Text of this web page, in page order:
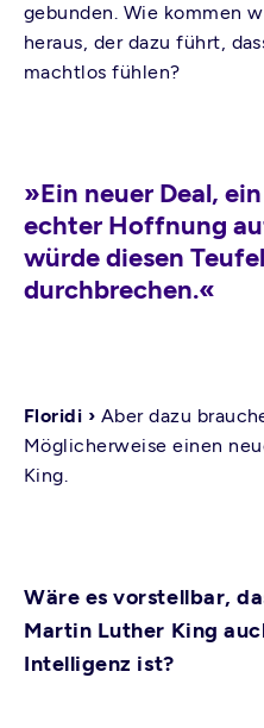
gebunden. Wie kommen
heraus, der dazu führt,
machtlos fühlen?
»Ein neuer Deal,
echter Hoffnung
würde diesen
durchbrechen.«
Floridi › Aber dazu
Möglicherweise einen
King.
Wäre es vorstellbar,
Martin Luther King
Intelligenz ist?